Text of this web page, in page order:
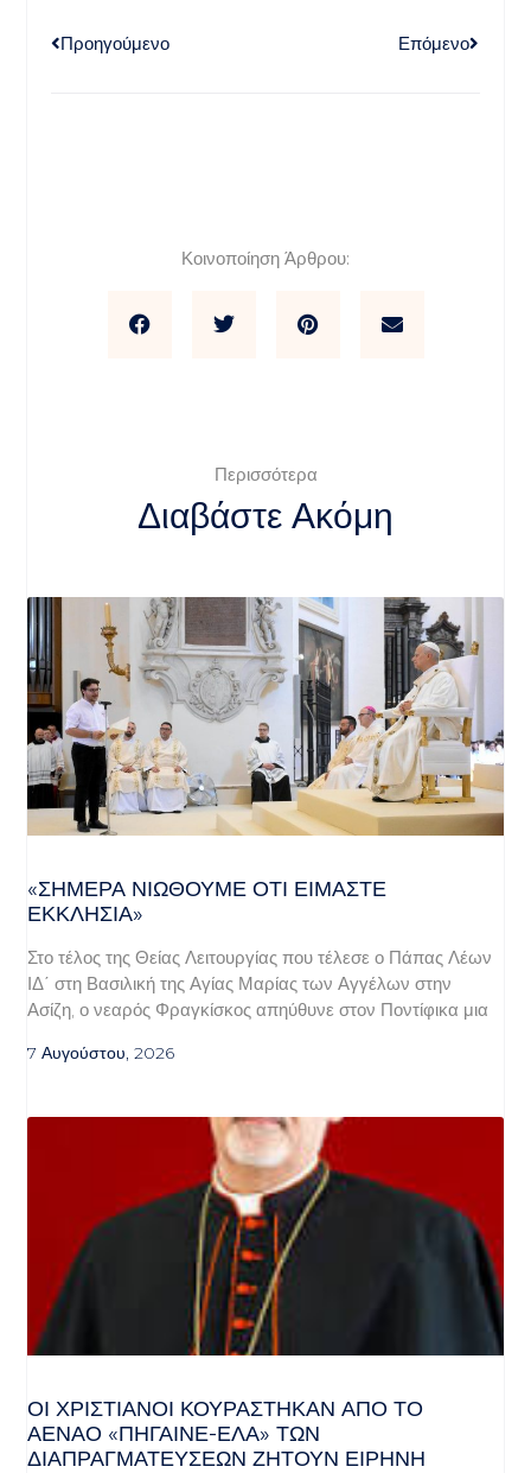
Προηγούμενο Επόμενο
Κοινοποίηση Άρθρου:
Περισσότερα
Διαβάστε Ακόμη
«ΣΉΜΕΡΑ ΝΙΏΘΟΥΜΕ ΌΤΙ ΕΊΜΑΣΤΕ
ΕΚΚΛΗΣΊΑ»
Στο τέλος της Θείας Λειτουργίας που τέλεσε ο Πάπας Λέων
ΙΔ΄ στη Βασιλική της Αγίας Μαρίας των Αγγέλων στην
Ασίζη, ο νεαρός Φραγκίσκος απηύθυνε στον Ποντίφικα μια
7 Αυγούστου, 2026
ΟΙ ΧΡΙΣΤΙΑΝΟΊ ΚΟΥΡΆΣΤΗΚΑΝ ΑΠΌ ΤΟ
ΑΈΝΑΟ «ΠΉΓΑΙΝΕ-ΈΛΑ» ΤΩΝ
ΔΙΑΠΡΑΓΜΑΤΕΎΣΕΩΝ ΖΗΤΟΎΝ ΕΙΡΉΝΗ